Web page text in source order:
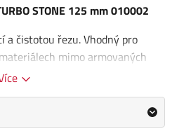
STONE 125 mm 010002
a čistotou řezu. Vhodný pro
mimo armovaných
x 22 x 10 mm